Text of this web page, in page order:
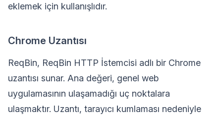
eklemek için kullanışlıdır.
Chrome Uzantısı
ReqBin, ReqBin HTTP İstemcisi adlı bir Chrome
uzantısı sunar. Ana değeri, genel web
uygulamasının ulaşamadığı uç noktalara
ulaşmaktır. Uzantı, tarayıcı kumlaması nedeniyle